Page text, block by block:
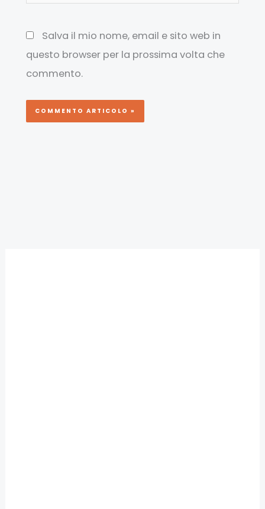
Salva il mio nome, email e sito web in
questo browser per la prossima volta che
commento.